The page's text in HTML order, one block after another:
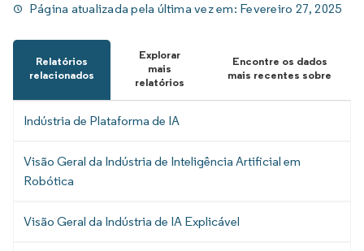
Página atualizada pela última vez em: Fevereiro 27, 2025
Relatórios
relacionados
Explorar
mais
relatórios
Encontre os dados
mais recentes sobre
Indústria de Plataforma de IA
Visão Geral da Indústria de Inteligência Artificial em
Robótica
Visão Geral da Indústria de IA Explicável